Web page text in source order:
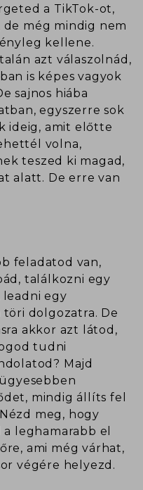
a TikTok-ot,
még mindig nem
kellene.
azt válaszolnád,
is képes vagyok
sajnos hiába
egyszerre sok
ideig, amit előtte
volna,
teszed ki magad,
alatt. De erre van
feladatod van,
találkozni egy
egy
dolgozatra. De
akkor azt látod,
tudni
Majd
mindig állíts fel
meg, hogy
leghamarabb el
ami még várhat,
végére helyezd.